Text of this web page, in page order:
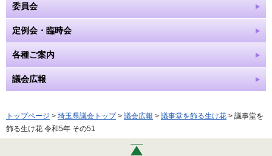
委員会
定例会・臨時会
各種ご案内
議会広報
トップページ > 埼玉県議会トップ> 議会広報 > 議事堂を飾る生け花 > 議事堂を
飾る生け花 令和5年 その51